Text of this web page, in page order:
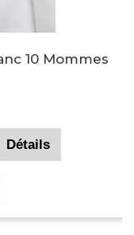
10 Mommes
Détails